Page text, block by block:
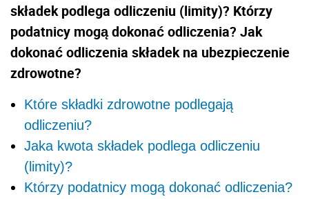
składek podlega odliczeniu (limity)? Którzy
podatnicy mogą dokonać odliczenia? Jak
dokonać odliczenia składek na ubezpieczenie
zdrowotne?
Które składki zdrowotne podlegają
odliczeniu?
Jaka kwota składek podlega odliczeniu
(limity)?
Którzy podatnicy mogą dokonać odliczenia?